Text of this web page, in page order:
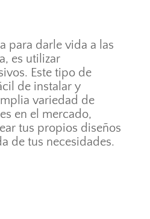
para darle vida a las
es utilizar
Este tipo de
de instalar y
variedad de
en el mercado,
tus propios diseños
de tus necesidades.